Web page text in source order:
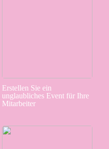
Erstellen Sie ein
unglaubliches Event für Ihre
Mitarbeiter